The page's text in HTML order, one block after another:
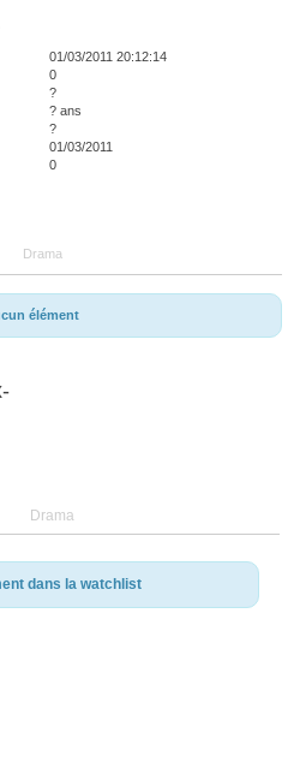
01/03/2011 20:12:14
0
?
? ans
?
01/03/2011
0
Drama
élément
Drama
dans la watchlist